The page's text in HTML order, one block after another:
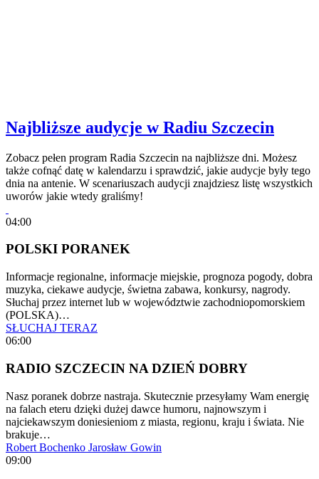
Najbliższe audycje w Radiu Szczecin
Zobacz pełen program Radia Szczecin na najbliższe dni. Możesz
także cofnąć datę w kalendarzu i sprawdzić, jakie audycje były tego
dnia na antenie. W scenariuszach audycji znajdziesz listę wszystkich
uworów jakie wtedy graliśmy!
04:00
POLSKI PORANEK
Informacje regionalne, informacje miejskie, prognoza pogody, dobra
muzyka, ciekawe audycje, świetna zabawa, konkursy, nagrody.
Słuchaj przez internet lub w województwie zachodniopomorskiem
(POLSKA)…
SŁUCHAJ TERAZ
06:00
RADIO SZCZECIN NA DZIEŃ DOBRY
Nasz poranek dobrze nastraja. Skutecznie przesyłamy Wam energię
na falach eteru dzięki dużej dawce humoru, najnowszym i
najciekawszym doniesieniom z miasta, regionu, kraju i świata. Nie
brakuje…
Robert Bochenko Jarosław Gowin
09:00